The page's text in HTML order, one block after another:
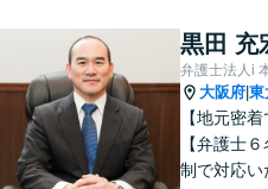
駅前店５階
士法人ｉ
におまか
黒田 充
弁護士法人i
大阪府 東
【地元密
【弁護士
制で対応い